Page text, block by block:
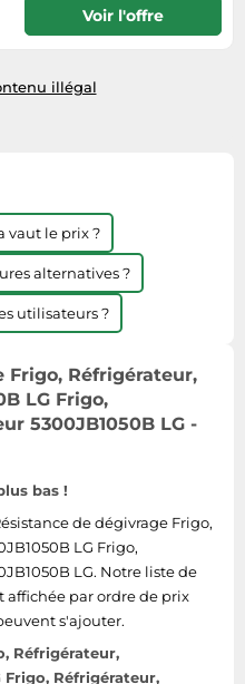
Voir l'offre
illégal
vaut le prix ?
alternatives ?
utilisateurs ?
Frigo, Réfrigérateur,
LG Frigo,
5300JB1050B LG -
bas !
de dégivrage Frigo,
LG Frigo,
LG. Notre liste de
affichée par ordre de prix
s'ajouter.
Réfrigérateur,
Frigo, Réfrigérateur,